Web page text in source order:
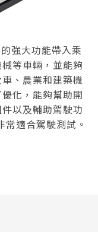
強大功能帶入乘
等車輛，並能夠
、農業和建築機
化，能夠幫助開
以及輔助駕駛功
適合駕駛測試。